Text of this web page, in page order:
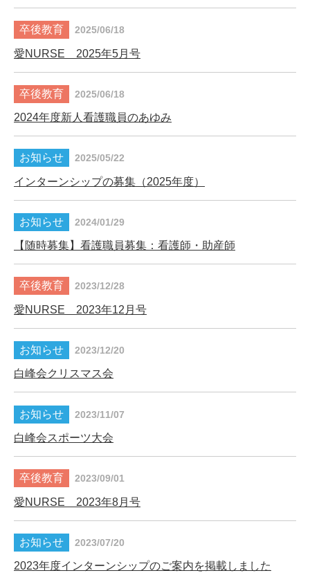
2025/06/18
愛NURSE 2025年5月号
2025/06/18
2024年度新人看護職員のあゆみ
2025/05/22
インターンシップの募集（2025年度）
2024/01/29
【随時募集】看護職員募集：看護師・助産師
2023/12/28
愛NURSE 2023年12月号
2023/12/20
白峰会クリスマス会
2023/11/07
白峰会スポーツ大会
2023/09/01
愛NURSE 2023年8月号
2023/07/20
2023年度インターンシップのご案内を掲載しました